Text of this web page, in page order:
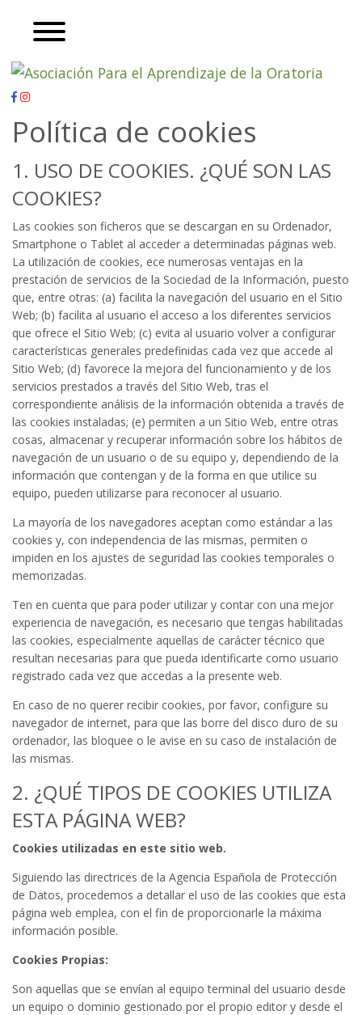
Política de cookies
1. USO DE COOKIES. ¿QUÉ SON LAS
COOKIES?
Las cookies son ficheros que se descargan en su Ordenador,
Smartphone o Tablet al acceder a determinadas páginas web.
La utilización de cookies, ece numerosas ventajas en la
prestación de servicios de la Sociedad de la Información, puesto
que, entre otras: (a) facilita la navegación del usuario en el Sitio
Web; (b) facilita al usuario el acceso a los diferentes servicios
que ofrece el Sitio Web; (c) evita al usuario volver a configurar
características generales predefinidas cada vez que accede al
Sitio Web; (d) favorece la mejora del funcionamiento y de los
servicios prestados a través del Sitio Web, tras el
correspondiente análisis de la información obtenida a través de
las cookies instaladas; (e) permiten a un Sitio Web, entre otras
cosas, almacenar y recuperar información sobre los hábitos de
navegación de un usuario o de su equipo y, dependiendo de la
información que contengan y de la forma en que utilice su
equipo, pueden utilizarse para reconocer al usuario.
La mayoría de los navegadores aceptan como estándar a las
cookies y, con independencia de las mismas, permiten o
impiden en los ajustes de seguridad las cookies temporales o
memorizadas.
Ten en cuenta que para poder utilizar y contar con una mejor
experiencia de navegación, es necesario que tengas habilitadas
las cookies, especialmente aquellas de carácter técnico que
resultan necesarias para que pueda identificarte como usuario
registrado cada vez que accedas a la presente web.
En caso de no querer recibir cookies, por favor, configure su
navegador de internet, para que las borre del disco duro de su
ordenador, las bloquee o le avise en su caso de instalación de
las mismas.
2. ¿QUÉ TIPOS DE COOKIES UTILIZA
ESTA PÁGINA WEB?
Cookies utilizadas en este sitio web.
Siguiendo las directrices de la Agencia Española de Protección
de Datos, procedemos a detallar el uso de las cookies que esta
página web emplea, con el fin de proporcionarle la máxima
información posible.
Cookies Propias:
Son aquellas que se envían al equipo terminal del usuario desde
un equipo o dominio gestionado por el propio editor y desde el